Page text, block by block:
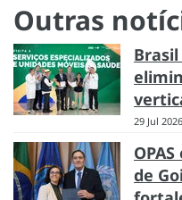
Outras
29 Jul 2026
de